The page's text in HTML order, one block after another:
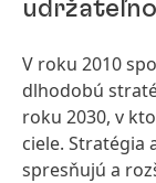
V roku 2010
dlhodobú
roku 2030, v
ciele. Stratégia
spresňujú a